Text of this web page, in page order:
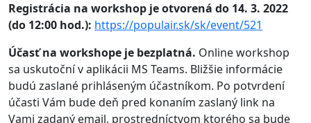
Registrácia na workshop je otvorená do 14. 3. 2022
(do 12:00 hod.): https://populair.sk/sk/event/521
Účasť na workshope je bezplatná. Online workshop
sa uskutoční v aplikácii MS Teams. Bližšie informácie
budú zaslané prihláseným účastníkom. Po potvrdení
účasti Vám bude deň pred konaním zaslaný link na
Vami zadaný email, prostredníctvom ktorého sa bude